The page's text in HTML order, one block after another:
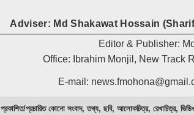
Adviser: Md Shakawat Hossain
Editor & Publisher:
Office: Ibrahim Monjil, New Track
E-mail:
প্রকাশিত/প্রচারিত কোনো সংবাদ, তথ্য, ছবি, আলোকচিত্র, রেখাচিত্র,